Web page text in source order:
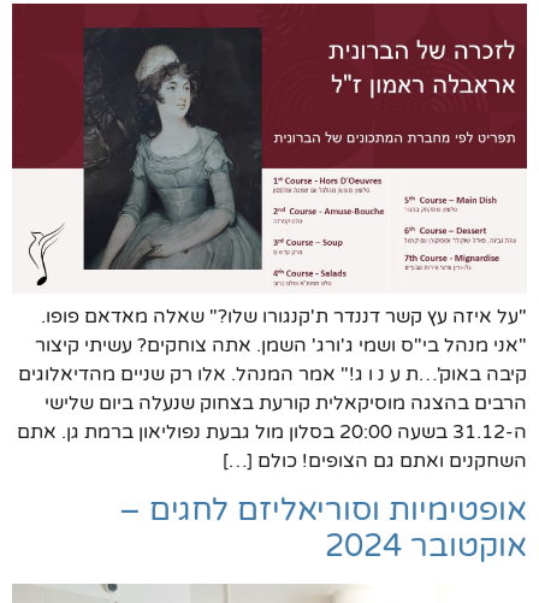
"על איזה עץ קשר דננדר ת'קנגורו שלו?" שאלה מאדאם פופו.
"אני מנהל בי"ס ושמי ג'ורג' השמן. אתה צוחקים? עשיתי קיצור
קיבה באוק'…ת ע נ ו ג!" אמר המנהל. אלו רק שניים מהדיאלוגים
הרבים בהצגה מוסיקאלית קורעת בצחוק שנעלה ביום שלישי
ה-31.12 בשעה 20:00 בסלון מול גבעת נפוליאון ברמת גן. אתם
השחקנים ואתם גם הצופים! כולם […]
אופטימיות וסוריאליזם לחגים –
אוקטובר 2024